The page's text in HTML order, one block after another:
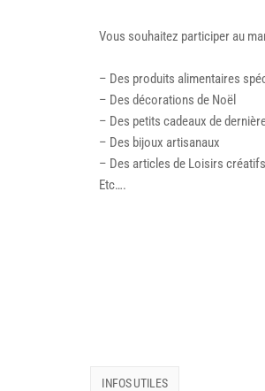
Vous souhaitez participer au
– Des produits alimentaires
– Des décorations de Noël
– Des petits cadeaux de
– Des bijoux artisanaux
– Des articles de Loisirs créatifs
Etc….
INFOS UTILES